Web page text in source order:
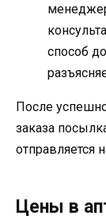
способ
После
заказа
отправляется
Цены в